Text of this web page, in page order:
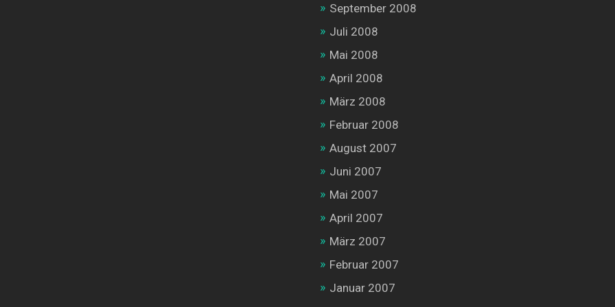
September 2008
Juli 2008
Mai 2008
April 2008
März 2008
Februar 2008
August 2007
Juni 2007
Mai 2007
April 2007
März 2007
Februar 2007
Januar 2007